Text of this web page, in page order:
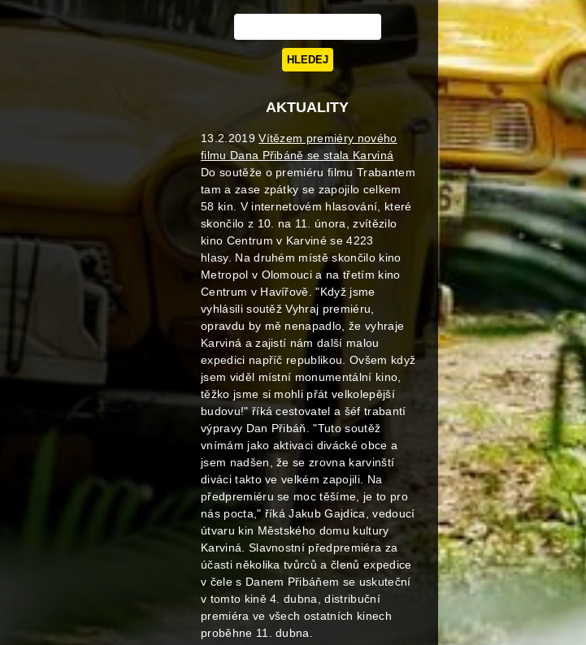
AKTUALITY
13.2.2019 Vítězem premiéry nového
filmu Dana Přibáně se stala Karviná
Do soutěže o premiéru filmu Trabantem
tam a zase zpátky se zapojilo celkem
58 kin. V internetovém hlasování, které
skončilo z 10. na 11. února, zvítězilo
kino Centrum v Karviné se 4223
hlasy. Na druhém místě skončilo kino
Metropol v Olomouci a na třetím kino
Centrum v Havířově. "Když jsme
vyhlásili soutěž Vyhraj premiéru,
opravdu by mě nenapadlo, že vyhraje
Karviná a zajistí nám další malou
expedici napříč republikou. Ovšem když
jsem viděl místní monumentální kino,
těžko jsme si mohli přát velkolepější
budovu!" říká cestovatel a šéf trabantí
výpravy Dan Přibáň. "Tuto soutěž
vnímám jako aktivaci divácké obce a
jsem nadšen, že se zrovna karvinští
diváci takto ve velkém zapojili. Na
předpremiéru se moc těšíme, je to pro
nás pocta," říká Jakub Gajdica, vedoucí
útvaru kin Městského domu kultury
Karviná. Slavnostní předpremiéra za
účasti několika tvůrců a členů expedice
v čele s Danem Přibáňem se uskuteční
v tomto kině 4. dubna, distribuční
premiéra ve všech ostatních kinech
proběhne 11. dubna.